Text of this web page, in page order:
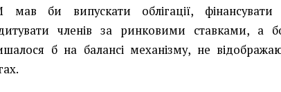
мав би випускати облігації, фінансувати
членів за ринковими ставками, а
б на балансі механізму, не